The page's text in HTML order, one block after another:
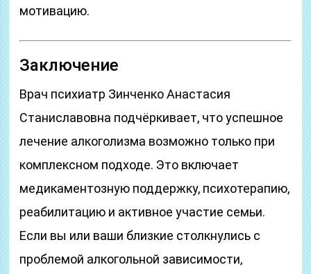
мотивацию.
Заключение
Врач психиатр Зинченко Анастасия
Станиславовна подчёркивает, что успешное
лечение алкоголизма возможно только при
комплексном подходе. Это включает
медикаментозную поддержку, психотерапию,
реабилитацию и активное участие семьи.
Если вы или ваши близкие столкнулись с
проблемой алкогольной зависимости,